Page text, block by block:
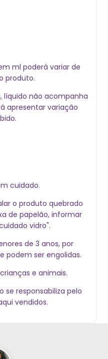
ml poderá variar de
produto.
líquido não acompanha
apresentar variação
cuidado.
o produto quebrado
de papelão, informar
vidro".
de 3 anos, por
podem ser engolidas.
e animais.
se responsabiliza pelo
vendidos.